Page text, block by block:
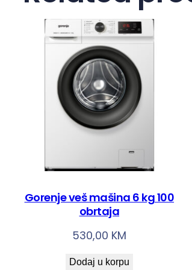
Gorenje veš mašina 6 kg 100
obrtaja
530,00 KM
Dodaj u korpu